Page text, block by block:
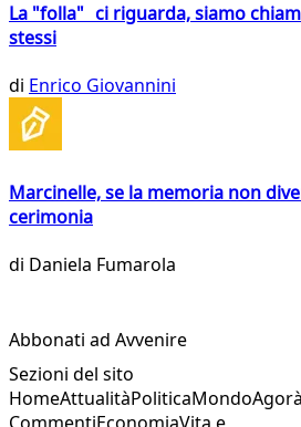
La "folla" ci riguarda, siamo
stessi
di Enrico Giovannini
Marcinelle, se la memoria non
cerimonia
di Daniela Fumarola
Abbonati ad Avvenire
Sezioni del sito
HomeAttualitàPoliticaMondoAgorà